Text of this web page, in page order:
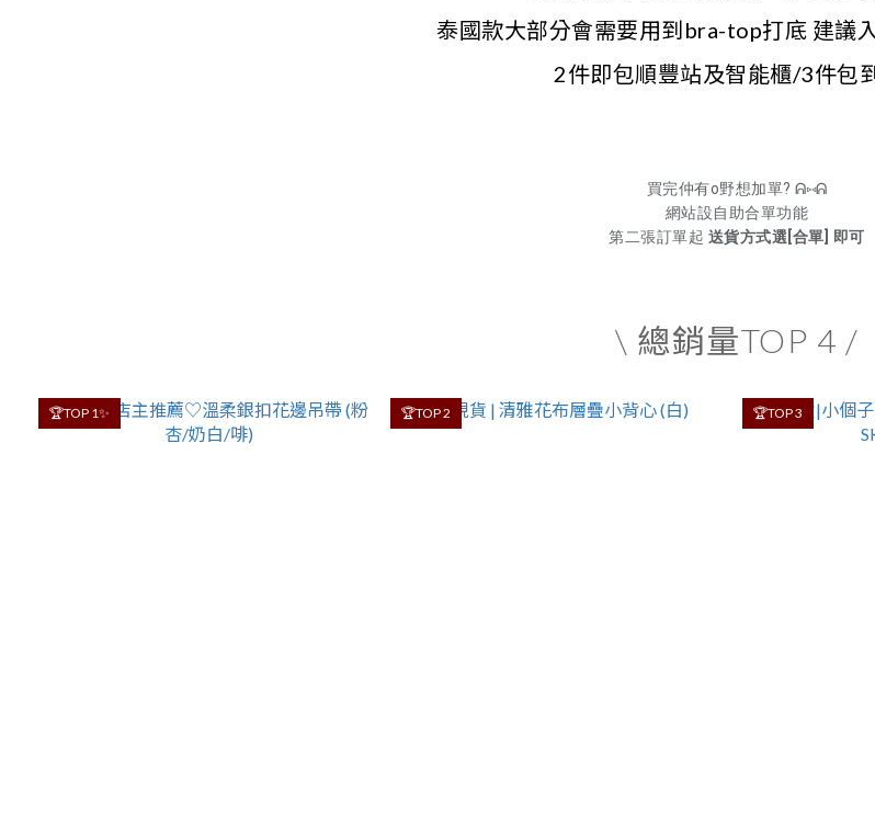
泰國款大部分會需要用到bra-top打底 建議
2件即包順豐站及智能櫃/3件包
買完仲有o野想加單? ᕱ⑅ᕱ
網站設自助合單功能
第二張訂單起 送貨方式選[合單] 即可
\ 總銷量TOP 4 /
🏆TOP 1✨ 🏆TOP 2 🏆TOP 3